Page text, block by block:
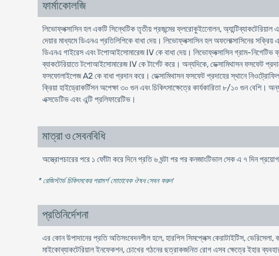
ফার্মাকোলজি
লিভোফ্লক্সাসিন হল একটি সিন্থেটিক তৃতীয় প্রজন্মের ফ্লরোকুইনোেলন, অ্যান্টিব্যাকটেরিয়াল
দেয়ার মাধ্যমে ডিএনএ প্রতিলিপিকে বাধা দেয়। লিভোফ্লক্সাসিন হল অফলোক্সাসিনের
ডিএনএ গাইরেস এবং টপোআইসোমারেজ IV কে বাধা দেয়। লিভোফ্লক্সাসিন গ্রাম-নিগেটিভ
ব্যাকটেরিয়াতে টপোআইসোমারেজ IV কে টার্গেট করে। অন্যদিকে, ডেক্সামিথাসন ফসফেট
ফসফোলাইপেজ A2 কে বাধা প্রদান করে। ডেক্সামিথাসন ফসফেট প্রদাহের স্থানে
ক্রিয়া হাইড্রোকর্টিসন অপেক্ষা ৩০ গুন এবং চিকিৎসাক্ষেত্রে কার্যকারিতা ৮/১০ গুন বেশি।
এক্সডেটিভ এবং এন্টি প্রলিফারেটিভ।
মাত্রা ও সেবনবিধি
অস্ত্রোপচারের পরে ১ ফোঁটা করে দিনে প্রতি ৬ ঘন্টা পর পর কনজাংটিভাল সেক এ ৭ দিন
* রেজিস্টার্ড চিকিৎসকের পরামর্শ মোতাবেক ঔষধ সেবন করুন'
প্রতিনির্দেশনা
এর কোন উপাদানের প্রতি অতিসংবেদনশীল হলে, হারপিস সিমপ্লেক্স কেরাটাইটিস, ভেরিসেলা,
মাইকোব্যাকটেরিয়াল ইনফেকশন, চোখের গঠনের ছত্রাকজনিত রোগ এসব ক্ষেত্রে ইহার ব্যবহার